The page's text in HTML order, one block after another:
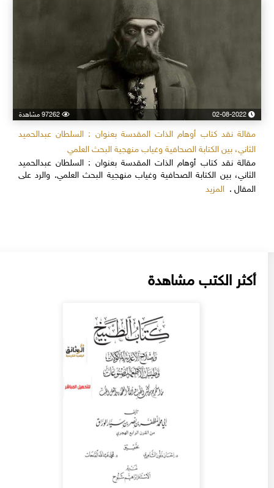
02-08-2022 97262 مشاهدة
مقالة نقد كتاب أوهام الذات المقدسة بعنوان : السلطان عبدالحميد
الثاني، بين الكتابة الصحافية وغياب منهجية البحث العلمي
مقالة نقد كتاب أوهام الذات المقدسة بعنوان : السلطان عبدالحميد
الثاني، بين الكتابة الصحافية وغياب منهجية البحث العلمي. والرد على
المقال .المزيد
أكثر الكتب مشاهدة